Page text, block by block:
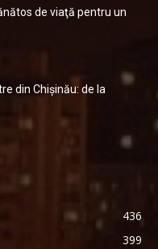
de viaţă pentru un
din Chişinău: de la
436
399